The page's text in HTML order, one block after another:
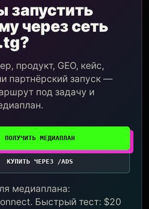
запустить
через сеть
продукт, GEO, кейс,
партнёрский запуск —
под задачу и
ПОЛУЧИТЬ МЕДИАПЛАН
КУПИТЬ ЧЕРЕЗ /ADS
медиаплана:
Быстрый тест: $20